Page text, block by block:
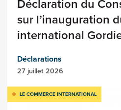
Déclaration du
sur l’inauguration
international
Déclarations
27 juillet 2026
LE COMMERCE INTERNATIONAL